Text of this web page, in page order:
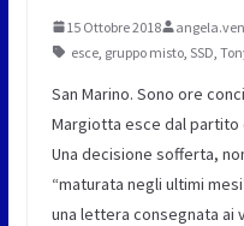
15 Ottobre 2018
esce, gruppo misto, SSD
San Marino. Sono ore
Margiotta esce dal
Una decisione sofferta,
“maturata negli ultimi
una lettera consegnata ai